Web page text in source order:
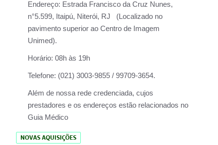
Endereço: Estrada Francisco da Cruz Nunes,
n°5.599, Itaipú, Niterói, RJ (Localizado no
pavimento superior ao Centro de Imagem
Unimed).
Horário: 08h às 19h
Telefone: (021) 3003-9855 / 99709-3654.
Além de nossa rede credenciada, cujos
prestadores e os endereços estão relacionados no
Guia Médico
NOVAS AQUISIÇÕES